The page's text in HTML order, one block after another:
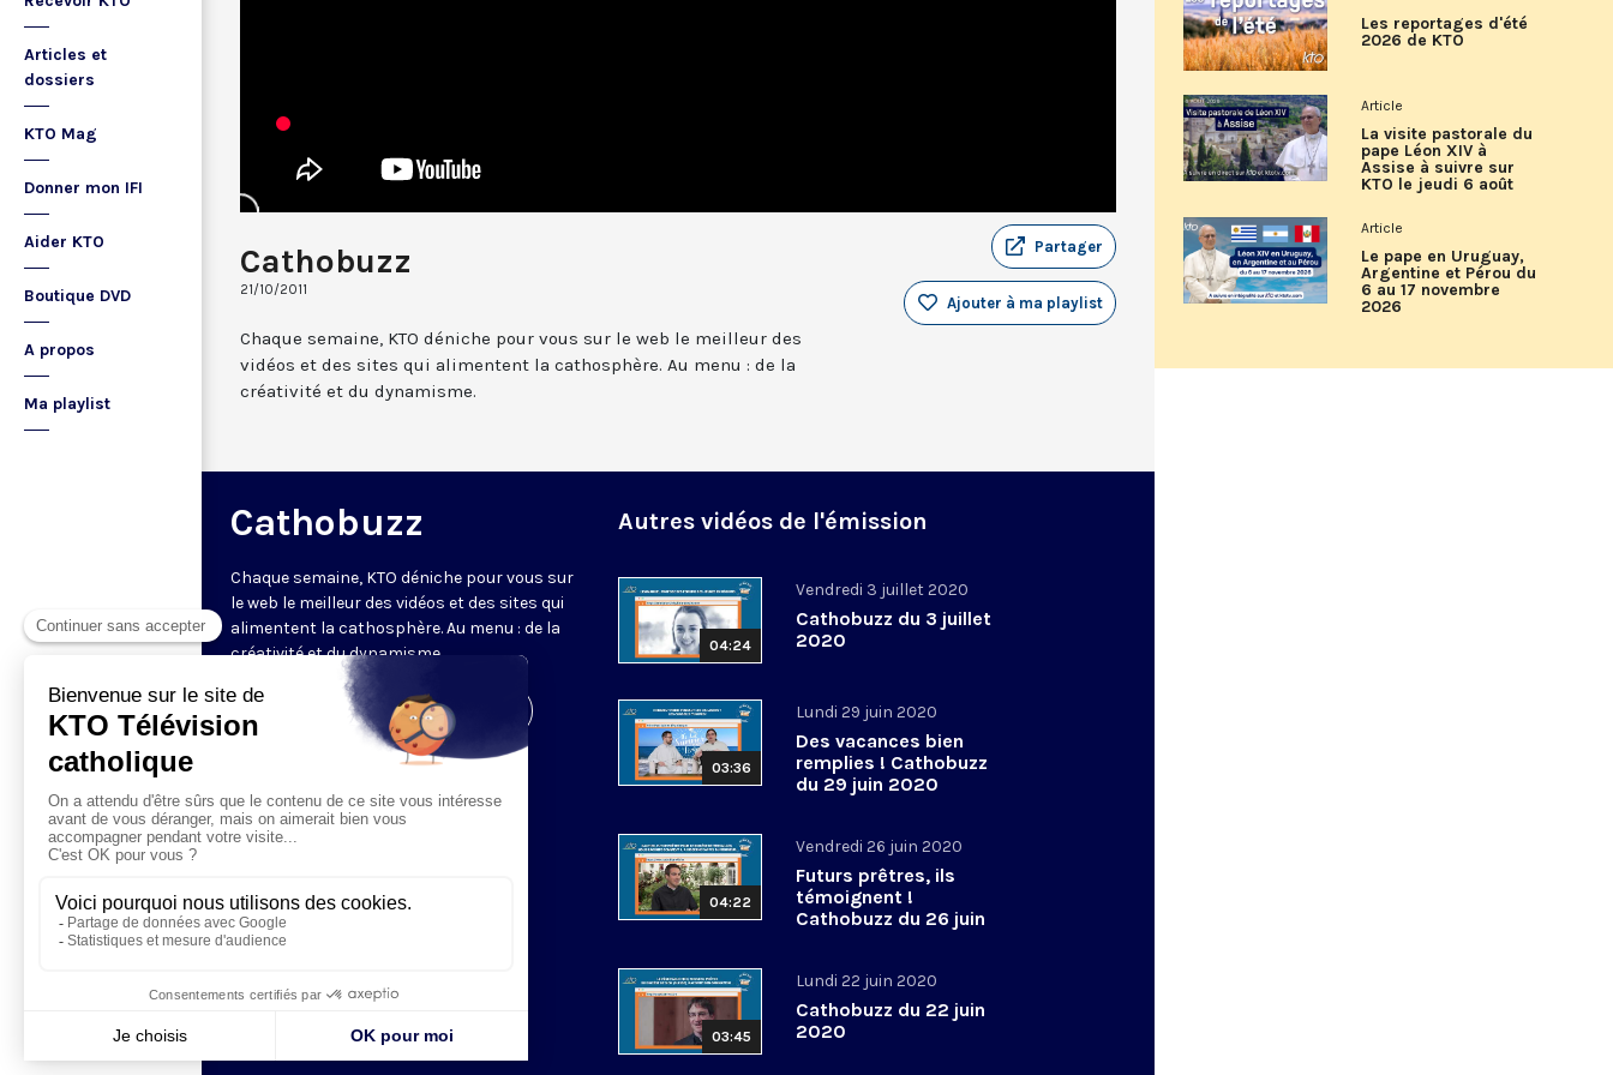
Articles et
dossiers
KTO Mag
Donner mon IFI
Aider KTO
Boutique DVD
A propos
Ma playlist
Cathobuzz
21/10/2011
Partager
Ajouter à ma playlist
Chaque semaine, KTO déniche pour vous sur le web le meilleur des
vidéos et des sites qui alimentent la cathosphère. Au menu : de la
créativité et du dynamisme.
Cathobuzz
Chaque semaine, KTO déniche pour vous sur
le web le meilleur des vidéos et des sites qui
alimentent la cathosphère. Au menu : de la
créativité et du dynamisme.
Visiter la page de l'émission
Autres vidéos de l'émission
04:24
Vendredi 3 juillet 2020
Cathobuzz du 3 juillet
2020
03:36
Lundi 29 juin 2020
Des vacances bien
remplies ! Cathobuzz
du 29 juin 2020
04:22
Vendredi 26 juin 2020
Futurs prêtres, ils
témoignent !
Cathobuzz du 26 juin
03:45
Lundi 22 juin 2020
Cathobuzz du 22 juin
2020
Les reportages d'été
2026 de KTO
Article
La visite pastorale du
pape Léon XIV à
Assise à suivre sur
KTO le jeudi 6 août
Article
Le pape en Uruguay,
Argentine et Pérou du
6 au 17 novembre
2026